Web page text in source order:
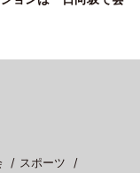
スポーツ